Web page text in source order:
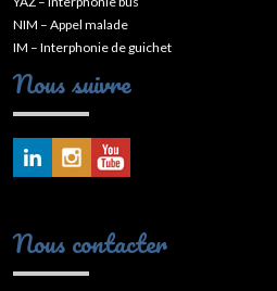
NIM – Appel malade
IM – Interphonie de guichet
Nous suivre
Nous contacter